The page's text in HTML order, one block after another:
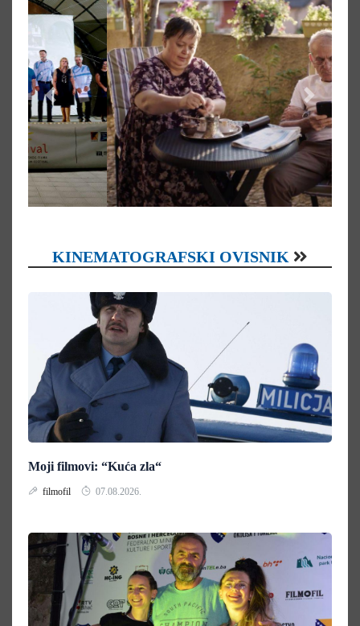
KINEMATOGRAFSKI OVISNIK
Moji filmovi: “Kuća zla“
filmofil 07.08.2026.